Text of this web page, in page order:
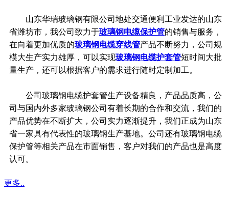
山东华瑞玻璃钢有限公司地处交通便利工业发达的山东
省潍坊市，我公司致力于玻璃钢电缆保护管的销售与服务，
在向着更加优质的玻璃钢电缆穿线管产品不断努力，公司规
模大生产实力雄厚，可以实现玻璃钢电缆护套管短时间大批
量生产，还可以根据客户的需求进行随时定制加工。
公司玻璃钢电缆护套管生产设备精良，产品品质高，公
司与国内外多家玻璃钢公司有着长期的合作和交流，我们的
产品优势在不断扩大，公司实力逐渐提升，我们正成为山东
省一家具有代表性的玻璃钢生产基地。公司还有玻璃钢电缆
保护管等相关产品在市面销售，客户对我们的产品也是高度
认可。
更多..